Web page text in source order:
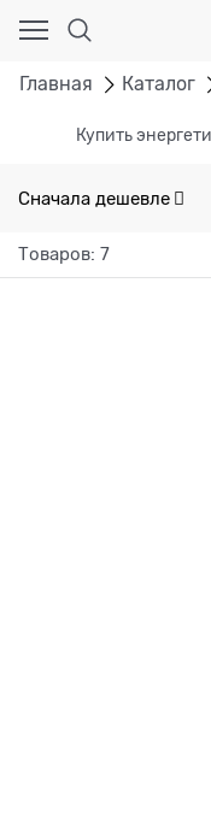
Главная Каталог
Купить
Сначала дешевле
Товаров: 7